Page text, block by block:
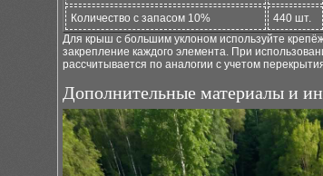
Количество с запасом 10%
440 шт.
Для крыш с большим уклоном используйте
закрепление каждого элемента. При
рассчитывается по аналогии с учетом
Дополнительные материалы и